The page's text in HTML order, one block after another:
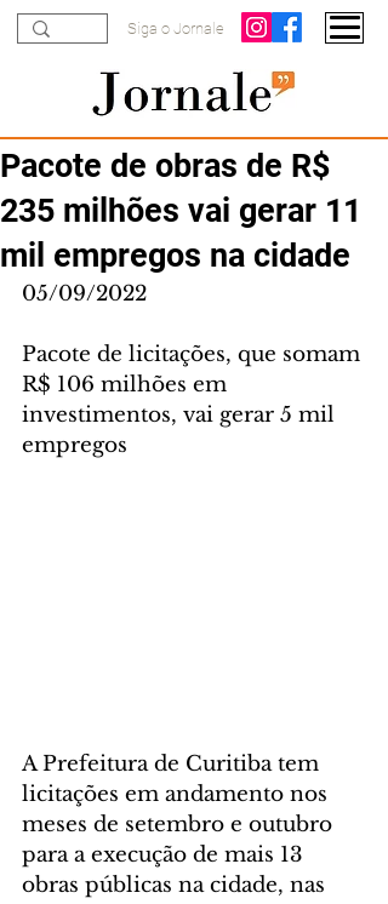
Siga o Jornale
Pacote de obras de R$
235 milhões vai gerar 11
mil empregos na cidade
05/09/2022
Pacote de licitações, que somam
R$ 106 milhões em
investimentos, vai gerar 5 mil
empregos
A Prefeitura de Curitiba tem
licitações em andamento nos
meses de setembro e outubro
para a execução de mais 13
obras públicas na cidade, nas